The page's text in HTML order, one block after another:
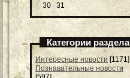
30
31
Категории раздела
Интересные новости [1171]
Познавательные новости